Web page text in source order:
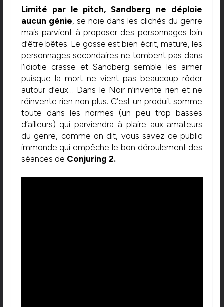
Limité par le pitch, Sandberg ne déploie
aucun génie, se noie dans les clichés du genre
mais parvient à proposer des personnages loin
d’être bêtes. Le gosse est bien écrit, mature, les
personnages secondaires ne tombent pas dans
l’idiotie crasse et Sandberg semble les aimer
puisque la mort ne vient pas beaucoup rôder
autour d’eux… Dans le Noir n’invente rien et ne
réinvente rien non plus. C’est un produit somme
toute dans les normes (un peu trop basses
d’ailleurs) qui parviendra à plaire aux amateurs
du genre, comme on dit, vous savez ce public
immonde qui empêche le bon déroulement des
séances de Conjuring 2.